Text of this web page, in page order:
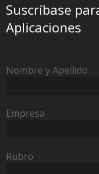
Suscríbase
Aplicaciones
Nombre y Apellido
Empresa
Rubro